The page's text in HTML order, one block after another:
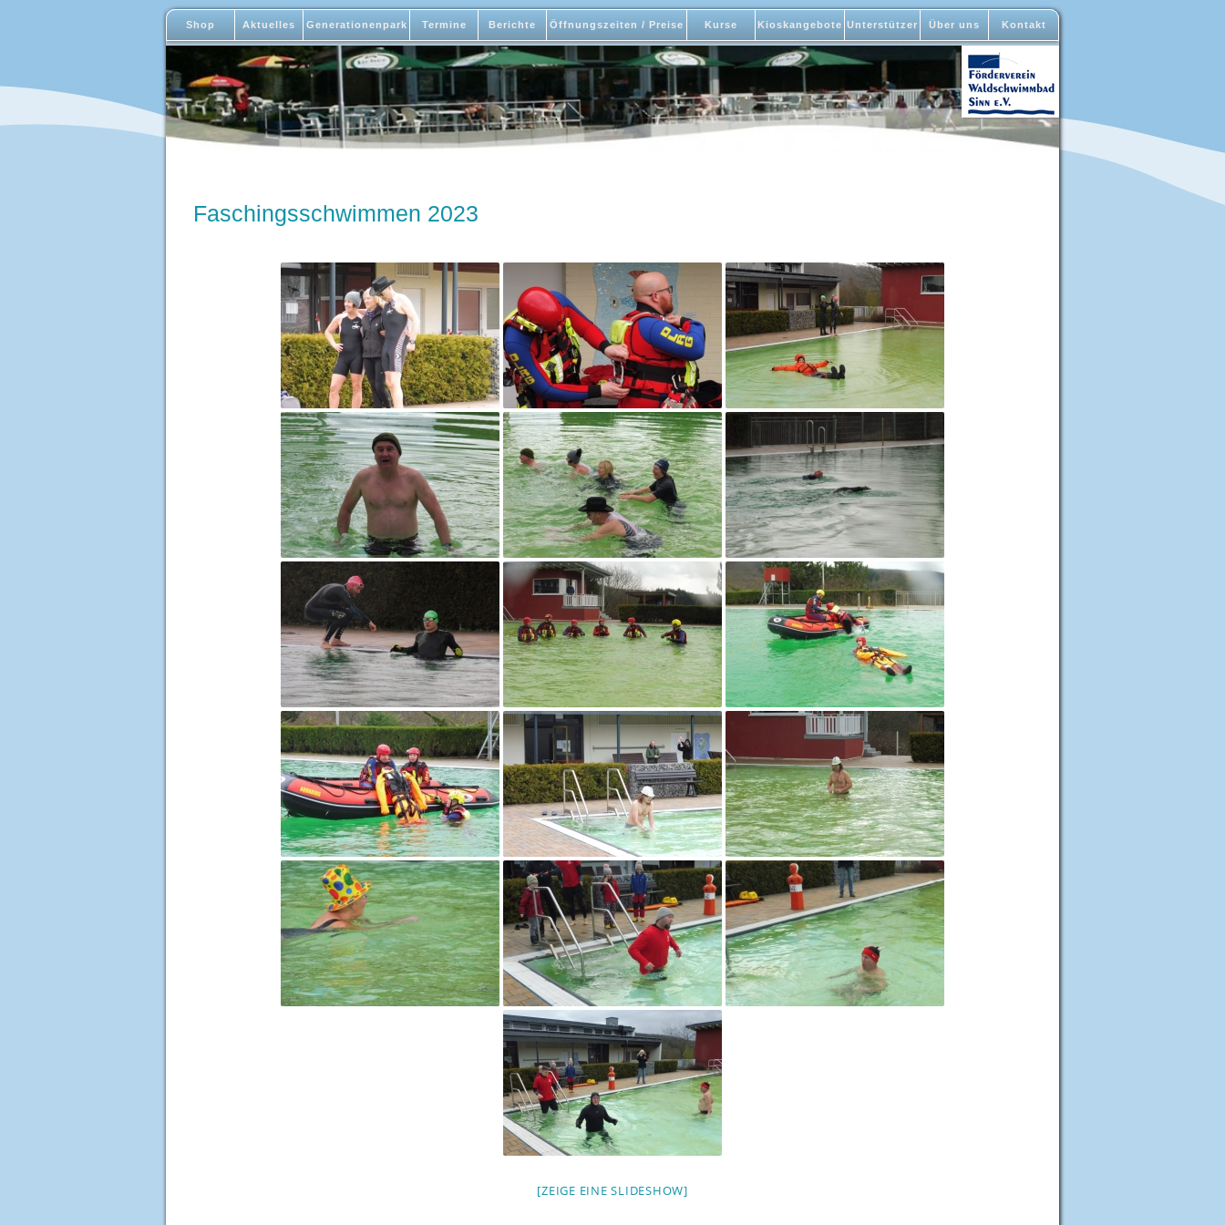
Shop Aktuelles Generationenpark Termine Berichte Öffnungszeiten / Preise Kurse Kioskangebote Unterstützer Über uns Kontakt
Faschingsschwimmen 2023
[ZEIGE EINE SLIDESHOW]